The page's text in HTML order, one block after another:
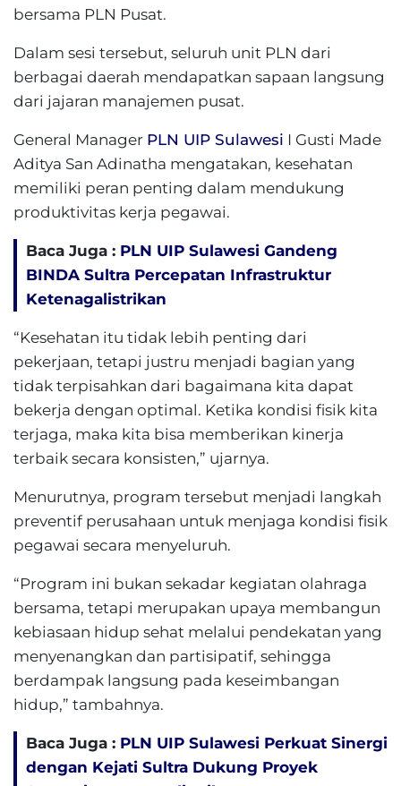
bersama PLN Pusat.
Dalam sesi tersebut, seluruh unit PLN dari
berbagai daerah mendapatkan sapaan langsung
dari jajaran manajemen pusat.
General Manager PLN UIP Sulawesi I Gusti Made
Aditya San Adinatha mengatakan, kesehatan
memiliki peran penting dalam mendukung
produktivitas kerja pegawai.
Baca Juga : PLN UIP Sulawesi Gandeng
BINDA Sultra Percepatan Infrastruktur
Ketenagalistrikan
“Kesehatan itu tidak lebih penting dari
pekerjaan, tetapi justru menjadi bagian yang
tidak terpisahkan dari bagaimana kita dapat
bekerja dengan optimal. Ketika kondisi fisik kita
terjaga, maka kita bisa memberikan kinerja
terbaik secara konsisten,” ujarnya.
Menurutnya, program tersebut menjadi langkah
preventif perusahaan untuk menjaga kondisi fisik
pegawai secara menyeluruh.
“Program ini bukan sekadar kegiatan olahraga
bersama, tetapi merupakan upaya membangun
kebiasaan hidup sehat melalui pendekatan yang
menyenangkan dan partisipatif, sehingga
berdampak langsung pada keseimbangan
hidup,” tambahnya.
Baca Juga : PLN UIP Sulawesi Perkuat Sinergi
dengan Kejati Sultra Dukung Proyek